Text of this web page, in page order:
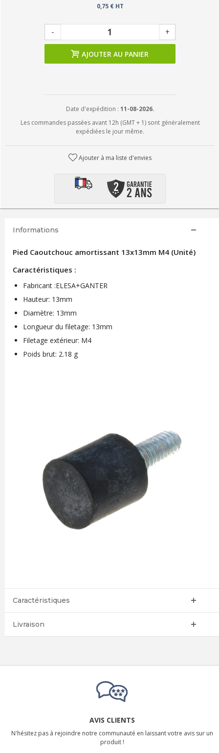
0,75 € HT
- +
AJOUTER AU PANIER
Date d'expédition : 11-08-2026.
Les commandes passées avant 12h (GMT + 1) sont généralement
expédiées le jour même.
Ajouter à ma liste d'envies
Informations
Pied Caoutchouc amortissant 13x13mm M4 (Unité)
Caractéristiques :
Fabricant :ELESA+GANTER
Hauteur: 13mm
Diamètre: 13mm
Longueur du filetage: 13mm
Filetage extérieur: M4
Poids brut: 2.18 g
Caractéristiques
Livraison
AVIS CLIENTS
N'hésitez pas à rejoindre notre communauté en laissant votre avis sur un
produit !